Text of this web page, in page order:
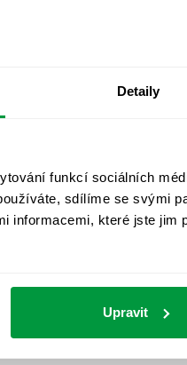
Detaily
funkcí sociálních
sdílíme se svými
informacemi, které jste
Upravit